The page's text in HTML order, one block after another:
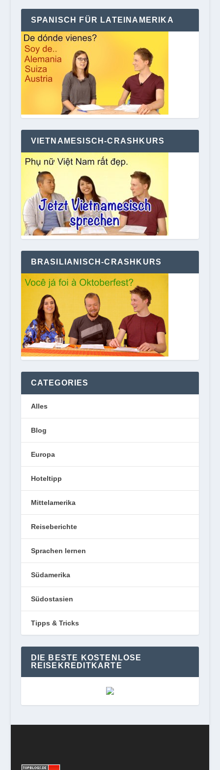
SPANISCH FÜR LATEINAMERIKA
VIETNAMESISCH-CRASHKURS
BRASILIANISCH-CRASHKURS
CATEGORIES
Alles
Blog
Europa
Hoteltipp
Mittelamerika
Reiseberichte
Sprachen lernen
Südamerika
Südostasien
Tipps & Tricks
DIE BESTE KOSTENLOSE
REISEKREDITKARTE